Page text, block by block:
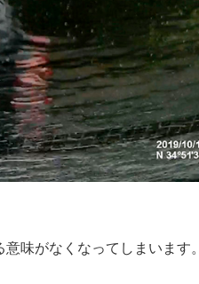
味がなくなってしまいます。